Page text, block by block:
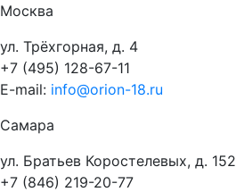
Москва
ул. Трёхгорная, д. 4
+7 (495) 128-67-11
E-mail: info@orion-18.ru
Самара
ул. Братьев Коростелевых, д. 152
+7 (846) 219-20-77